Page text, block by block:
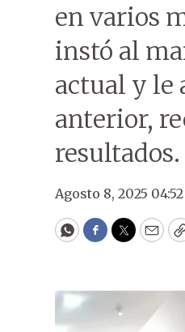
en varios
instó al
actual y le
anterior,
resultados.
Agosto 8, 2025 04:52
WhatsApp
Facebook
Twitter